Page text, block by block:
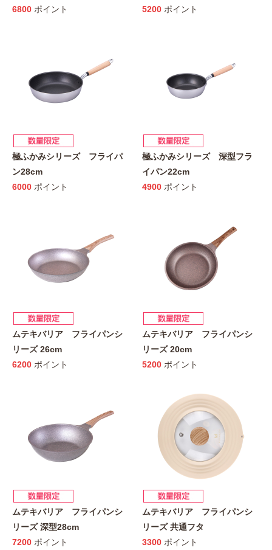
6800 ポイント
5200 ポイント
極ふかみシリーズ フライパ
ン28cm
6000 ポイント
極ふかみシリーズ 深型フラ
イパン22cm
4900 ポイント
ムテキバリア フライパンシ
リーズ 26cm
6200 ポイント
ムテキバリア フライパンシ
リーズ 20cm
5200 ポイント
ムテキバリア フライパンシ
リーズ 深型28cm
7200 ポイント
ムテキバリア フライパンシ
リーズ 共通フタ
3300 ポイント